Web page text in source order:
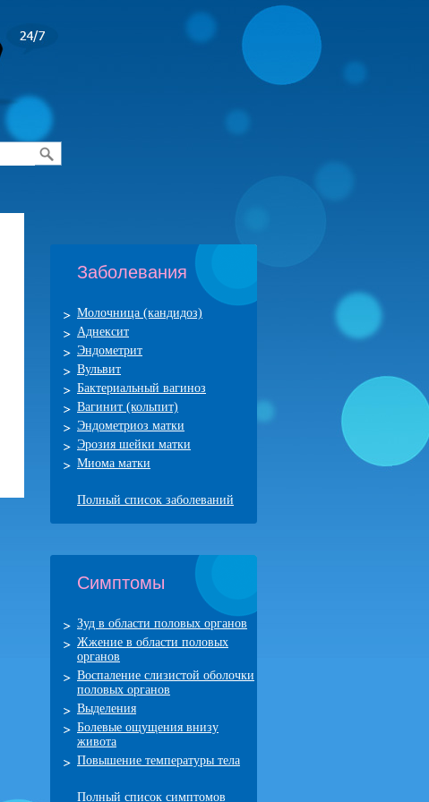
Заболевания
Молочница (кандидоз)
Аднексит
Эндометрит
Вульвит
Бактериальный вагиноз
Вагинит (кольпит)
Эндометриоз матки
Эрозия шейки матки
Миома матки
Полный список заболеваний
Симптомы
Зуд в области половых органов
Жжение в области половых
органов
Воспаление слизистой оболочки
половых органов
Выделения
Болевые ощущения внизу
живота
Повышение температуры тела
Полный список симптомов